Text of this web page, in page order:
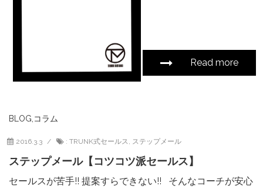
o
Read more
BLOG,コラム
2016.3.3 : TRUNK式セールス, ステップメール
ステップメール【コツコツ派セールス】
セールスが苦手!! 提案すらできない!! そんなコーチが安心